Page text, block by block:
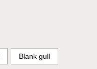
Blank gull